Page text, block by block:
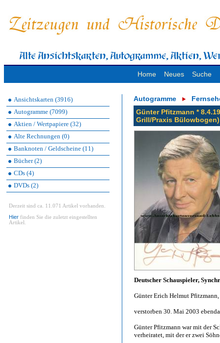
Home Neues Suche
Ansichtskarten (3916)
Autogramme (7099)
Aktien / Wertpapiere (32)
Alte Rechnungen (0)
Banknoten / Geldscheine (11)
Bücher (2)
CDs (4)
DVDs (2)
Derzeit sind ca. 11.071 Artikel vorhanden.
Hier finden Sie die zuletzt eingestellten
Artikel.
Autogramme
Günter Pfitzmann *
Grill/Praxis Bülowbogen)
Deutscher Schauspieler,
Günter Erich Helmut
verstorben 30. Mai 2003 ebenda
Günter Pfitzmann war mit der
verheiratet, mit der er zwei